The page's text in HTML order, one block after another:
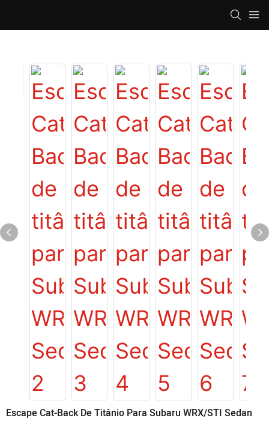
Escape Cat-Back De Titânio Para Subaru WRX/STI Sedan